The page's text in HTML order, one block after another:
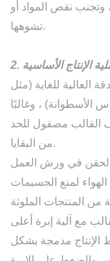
وتجنب نقص المواد أو
تشوهها.
الإنتاج الأساسية
العالية للغاية (مثل
الأسطوانة) ، وغالبًا
القالب مصقول للحد
من البقايا.
الحقن في ورش العمل
لمنع الجسيمات
مع آلية إبرة أعلى
الإنتاج مدمجة بشكل